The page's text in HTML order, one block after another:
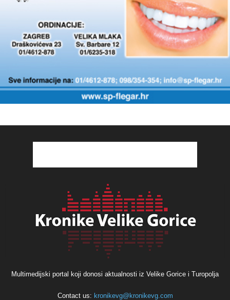
Multimedijski portal koji donosi aktualnosti iz Velike Gorice i Turopolja
Contact us: kronikevg@kronikevg.com